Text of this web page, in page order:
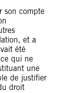
son compte
et a
été
qui ne
une
de justifier
droit